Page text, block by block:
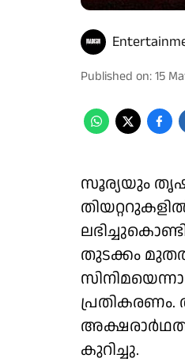
Published on:15
സൂര്യയും തൃഷ
തുടക്കം മുതൽ
കുറിച്ചു.